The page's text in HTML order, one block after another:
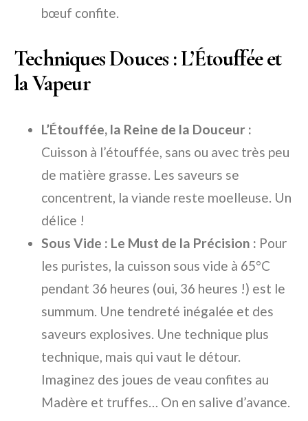
bœuf confite.
Techniques Douces : L’Étouffée et
la Vapeur
L’Étouffée, la Reine de la Douceur :
Cuisson à l’étouffée, sans ou avec très peu
de matière grasse. Les saveurs se
concentrent, la viande reste moelleuse. Un
délice !
Sous Vide : Le Must de la Précision : Pour
les puristes, la cuisson sous vide à 65°C
pendant 36 heures (oui, 36 heures !) est le
summum. Une tendreté inégalée et des
saveurs explosives. Une technique plus
technique, mais qui vaut le détour.
Imaginez des joues de veau confites au
Madère et truffes… On en salive d’avance.